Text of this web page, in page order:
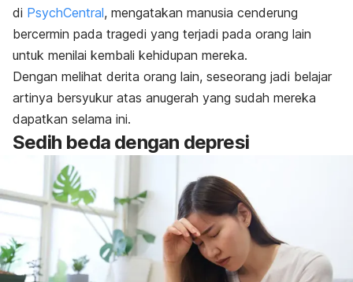
di PsychCentral, mengatakan manusia cenderung
bercermin pada tragedi yang terjadi pada orang lain
untuk menilai kembali kehidupan mereka.
Dengan melihat derita orang lain, seseorang jadi belajar
artinya bersyukur atas anugerah yang sudah mereka
dapatkan selama ini.
Sedih beda dengan depresi